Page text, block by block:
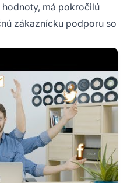
má pokročilú
zákaznícku podporu so